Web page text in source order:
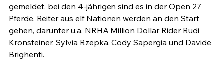
gemeldet, bei den 4-jährigen sind es in der Open 27
Pferde. Reiter aus elf Nationen werden an den Start
gehen, darunter u.a. NRHA Million Dollar Rider Rudi
Kronsteiner, Sylvia Rzepka, Cody Sapergia und Davide
Brighenti.